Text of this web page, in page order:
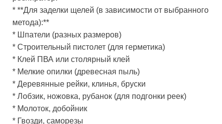
* **Для заделки щелей (в зависимости от выбранного
метода):**
* Шпатели (разных размеров)
* Строительный пистолет (для герметика)
* Клей ПВА или столярный клей
* Мелкие опилки (древесная пыль)
* Деревянные рейки, клинья, бруски
* Лобзик, ножовка, рубанок (для подгонки реек)
* Молоток, добойник
* Гвозди, саморезы